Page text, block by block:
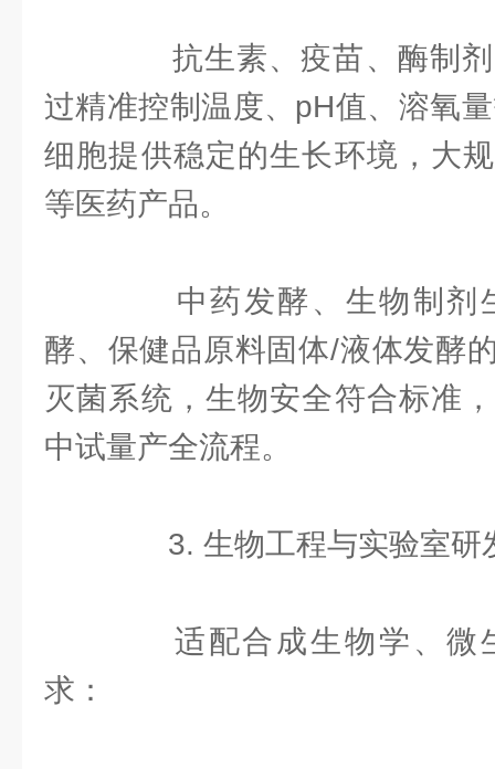
抗生素、疫苗、酶制剂
过精准控制温度、pH值、溶氧
细胞提供稳定的生长环境，大
等医药产品。
中药发酵、生物制剂
酵、保健品原料固体/液体发酵
灭菌系统，生物安全符合标准
中试量产全流程。
3. 生物工程与实验室研
适配合成生物学、微
求：